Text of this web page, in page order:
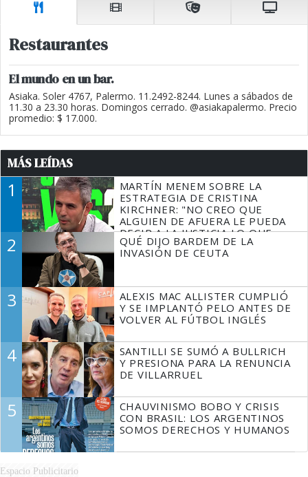
Restaurantes
El mundo en un bar.
Asiaka. Soler 4767, Palermo. 11.2492-8244. Lunes a sábados de
11.30 a 23.30 horas. Domingos cerrado. @asiakapalermo. Precio
promedio: $ 17.000.
MÁS LEÍDAS
1
MARTÍN MENEM SOBRE LA
ESTRATEGIA DE CRISTINA
KIRCHNER: "NO CREO QUE
ALGUIEN DE AFUERA LE PUEDA
DECIR A LA JUSTICIA LO QUE
TIENE QUE HACER"
2
QUÉ DIJO BARDEM DE LA
INVASIÓN DE CEUTA
3
ALEXIS MAC ALLISTER CUMPLIÓ
Y SE IMPLANTÓ PELO ANTES DE
VOLVER AL FÚTBOL INGLÉS
4
SANTILLI SE SUMÓ A BULLRICH
Y PRESIONA PARA LA RENUNCIA
DE VILLARRUEL
5
CHAUVINISMO BOBO Y CRISIS
CON BRASIL: LOS ARGENTINOS
SOMOS DERECHOS Y HUMANOS
Espacio Publicitario